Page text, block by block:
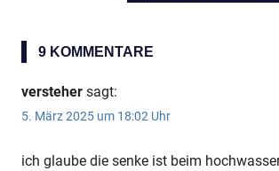
9 KOMMENTARE
versteher sagt:
5. März 2025 um 18:02 Uhr
ich glaube die senke ist beim